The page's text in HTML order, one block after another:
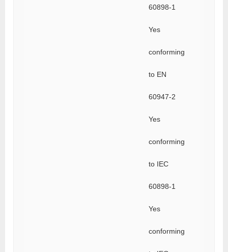
60898-1
Yes
conforming
to EN
60947-2
Yes
conforming
to IEC
60898-1
Yes
conforming